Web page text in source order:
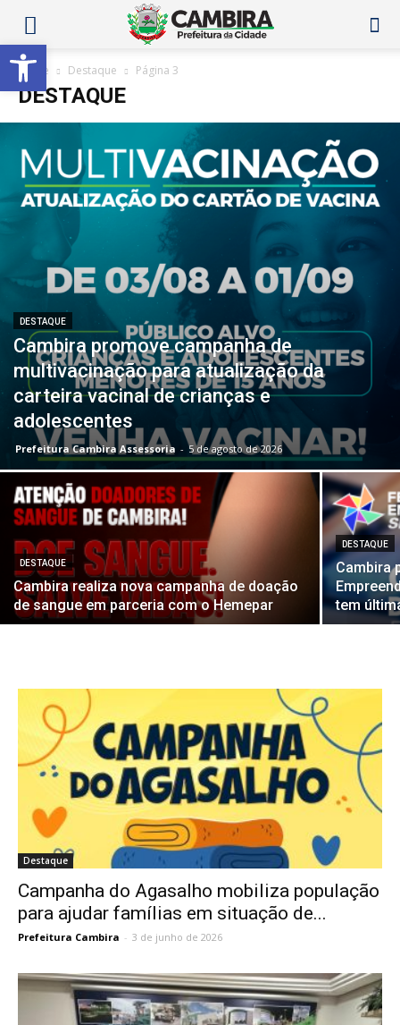
Abrir a barra de ferramentas
Home Destaque Página 3
DESTAQUE
DESTAQUE
Cambira promove campanha de
multivacinação para atualização da
carteira vacinal de crianças e
adolescentes
Prefeitura Cambira Assessoria - 5 de agosto de 2026
DESTAQUE
Cambira realiza nova campanha de doação
de sangue em parceria com o Hemepar
DESTAQUE
Cambira
tem
Destaque
Campanha do Agasalho mobiliza população
para ajudar famílias em situação de...
Prefeitura Cambira - 3 de junho de 2026